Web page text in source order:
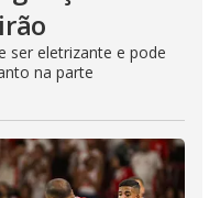
ser eletrizante e pode
na parte